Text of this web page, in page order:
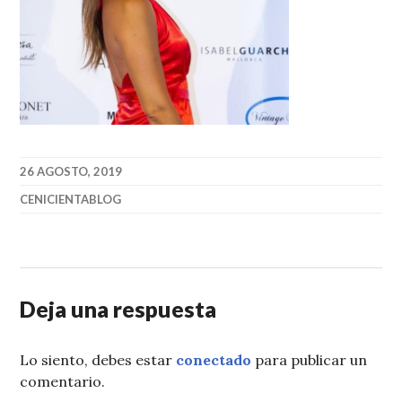
26 AGOSTO, 2019
CENICIENTABLOG
Deja una respuesta
Lo siento, debes estar conectado para publicar un
comentario.